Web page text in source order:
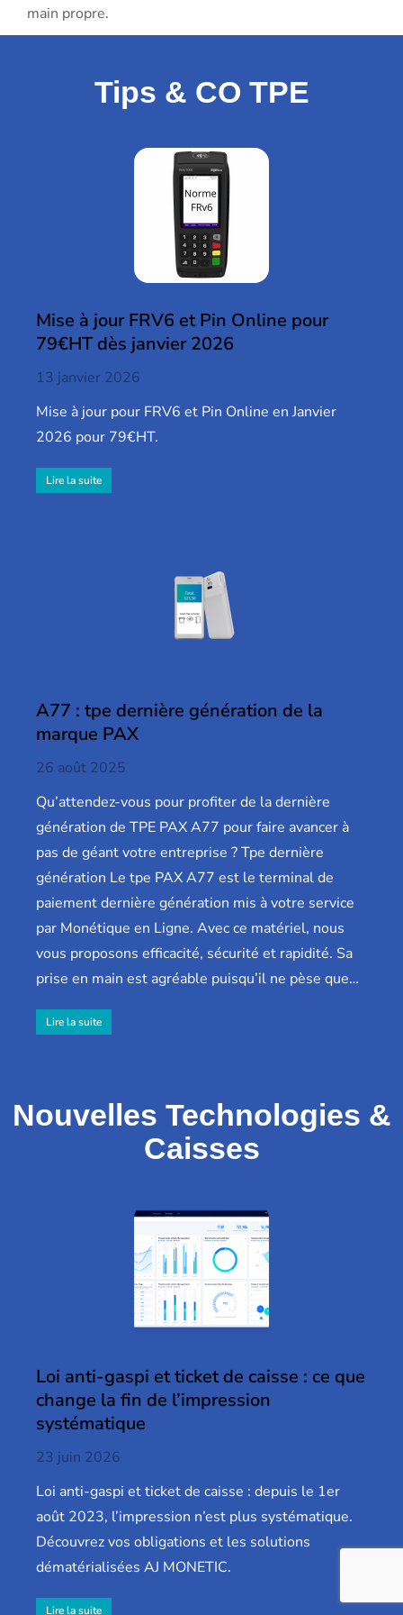
main propre.
Tips & CO TPE
Mise à jour FRV6 et Pin Online pour
79€HT dès janvier 2026
13 janvier 2026
Mise à jour pour FRV6 et Pin Online en Janvier
2026 pour 79€HT.
Lire la suite
A77 : tpe dernière génération de la
marque PAX
26 août 2025
Qu’attendez-vous pour profiter de la dernière
génération de TPE PAX A77 pour faire avancer à
pas de géant votre entreprise ? Tpe dernière
génération Le tpe PAX A77 est le terminal de
paiement dernière génération mis à votre service
par Monétique en Ligne. Avec ce matériel, nous
vous proposons efficacité, sécurité et rapidité. Sa
prise en main est agréable puisqu’il ne pèse que…
Lire la suite
Nouvelles Technologies &
Caisses
Loi anti-gaspi et ticket de caisse : ce que
change la fin de l’impression
systématique
23 juin 2026
Loi anti-gaspi et ticket de caisse : depuis le 1er
août 2023, l’impression n’est plus systématique.
Découvrez vos obligations et les solutions
dématérialisées AJ MONETIC.
Lire la suite